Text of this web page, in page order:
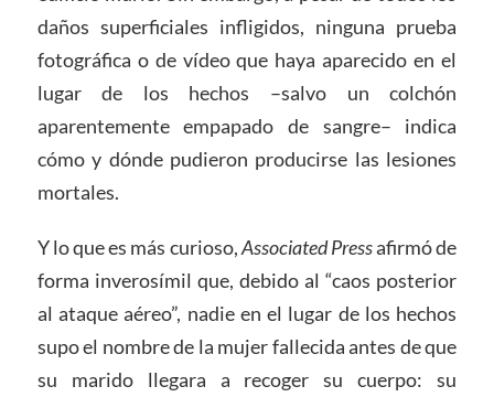
daños superficiales infligidos, ninguna prueba
fotográfica o de vídeo que haya aparecido en el
lugar de los hechos –salvo un colchón
aparentemente empapado de sangre– indica
cómo y dónde pudieron producirse las lesiones
mortales.
Y lo que es más curioso,Associated Pressafirmó de
forma inverosímil que, debido al “caos posterior
al ataque aéreo”, nadie en el lugar de los hechos
supo el nombre de la mujer fallecida antes de que
su marido llegara a recoger su cuerpo: su